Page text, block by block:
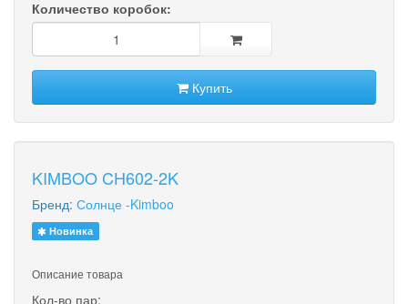
Количество коробок:
Купить
KIMBOO CH602-2K
Бренд: Солнце -Kimboo
Новинка
Описание товара
Кол-во пар: